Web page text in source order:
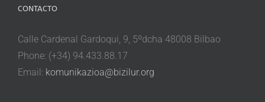
CONTACTO
Calle Cardenal Gardoqui, 9, 5ºdcha 48008 Bilbao
Phone: (+34) 94.433.88.17
Email: komunikazioa@bizilur.org